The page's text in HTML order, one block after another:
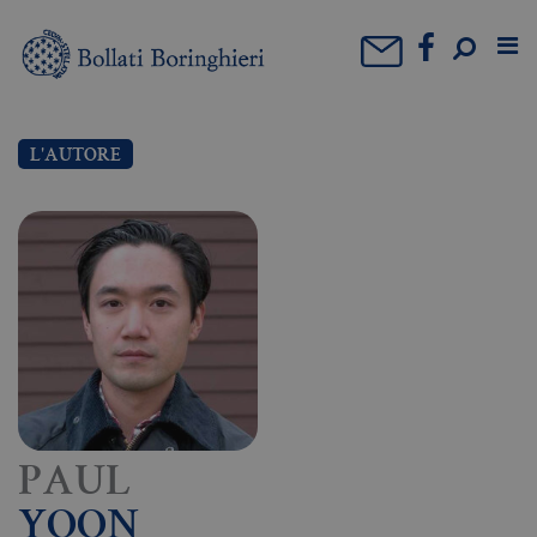
L'AUTORE
PAUL